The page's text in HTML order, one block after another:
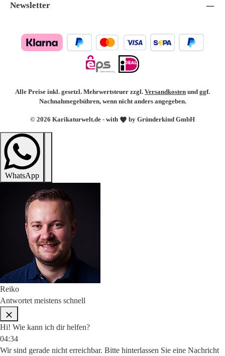
Newsletter
© 2026 Karikaturwelt.de - with by Gründerkind GmbH
Alle Preise inkl. gesetzl. Mehrwertsteuer zzgl. Versandkosten und ggf.
Nachnahmegebühren, wenn nicht anders angegeben.
WhatsApp
Reiko
Antwortet meistens schnell
Hi! Wie kann ich dir helfen?
04:34
Wir sind gerade nicht erreichbar. Bitte hinterlassen Sie eine Nachricht